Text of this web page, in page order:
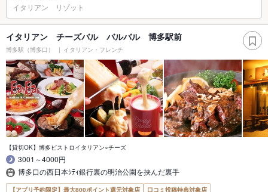
イタリアン リゾット
イタリアン チーズバル バルバル 博多駅前
博多駅（博多口） イタリアン・フレンチ
【貸切OK】博多ビストロイタリアン×チーズ
3001～4000円
博多口の西日本ｼﾃｨ銀行裏の明治公園を挟んだ裏手
【アプリ予約限定】最大800ポイント還元対象店 口コミ投稿特典対象店